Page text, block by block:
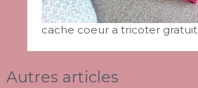
cache coeur a tricoter gratuit
Autres articles